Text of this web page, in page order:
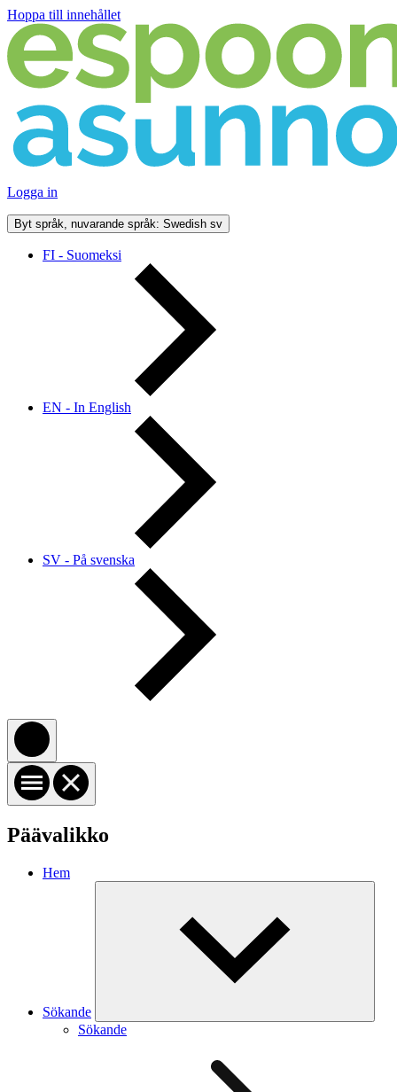
Hoppa till innehållet
Logga in
Byt språk, nuvarande språk: Swedish sv
FI - Suomeksi
EN - In English
SV - På svenska
Päävalikko
Hem
Sökande
Sökande